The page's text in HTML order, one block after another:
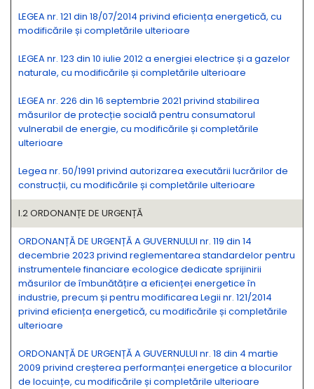
LEGEA nr. 121 din 18/07/2014 privind eficiența energetică, cu
modificările și completările ulterioare
LEGEA nr. 123 din 10 iulie 2012 a energiei electrice și a gazelor
naturale, cu modificările și completările ulterioare
LEGEA nr. 226 din 16 septembrie 2021 privind stabilirea
măsurilor de protecție socială pentru consumatorul
vulnerabil de energie, cu modificările și completările
ulterioare
Legea nr. 50/1991 privind autorizarea executării lucrărilor de
construcții, cu modificările și completările ulterioare
I.2 ORDONANȚE DE URGENȚĂ
ORDONANȚĂ DE URGENȚĂ A GUVERNULUI nr. 119 din 14
decembrie 2023 privind reglementarea standardelor pentru
instrumentele financiare ecologice dedicate sprijinirii
măsurilor de îmbunătățire a eficienței energetice în
industrie, precum și pentru modificarea Legii nr. 121/2014
privind eficiența energetică, cu modificările și completările
ulterioare
ORDONANȚĂ DE URGENȚĂ A GUVERNULUI nr. 18 din 4 martie
2009 privind creșterea performanței energetice a blocurilor
de locuințe, cu modificările și completările ulterioare